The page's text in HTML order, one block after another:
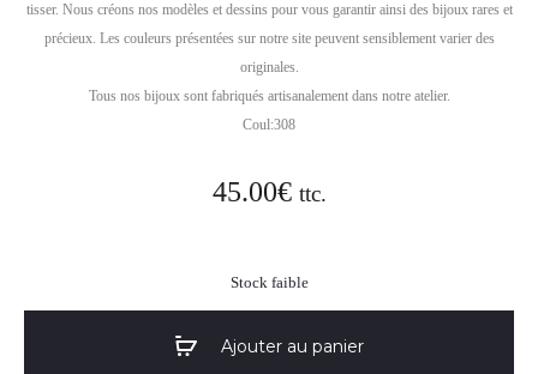
tisser. Nous créons nos modèles et dessins pour vous garantir ainsi des bijoux rares et
précieux. Les couleurs présentées sur notre site peuvent sensiblement varier des
originales.
Tous nos bijoux sont fabriqués artisanalement dans notre atelier.
Coul:308
45.00€ ttc.
Stock faible
Ajouter au panier